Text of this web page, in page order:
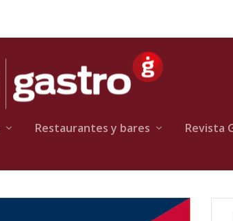
Restaurantes y bares Revista